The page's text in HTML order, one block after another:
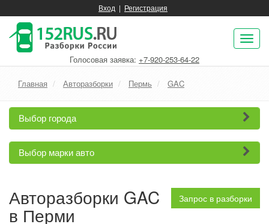
Вход | Регистрация
Голосовая заявка: +7-920-253-64-22
Главная Авторазборки Пермь GAC
Выбор города
Выбор марки авто
Запрос в разборки
Авторазборки GAC
в Перми